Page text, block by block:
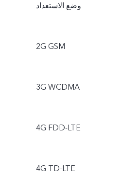
وضع الاستعداد
2G GSM
3G WCDMA
4G FDD-LTE
4G TD-LTE